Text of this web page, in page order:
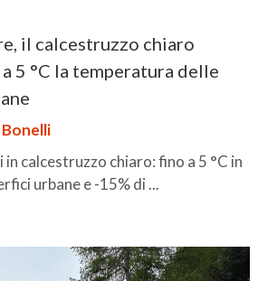
il calcestruzzo chiaro
5 °C la temperatura delle
Bonelli
calcestruzzo chiaro: fino a 5 °C in
urbane e -15% di ...